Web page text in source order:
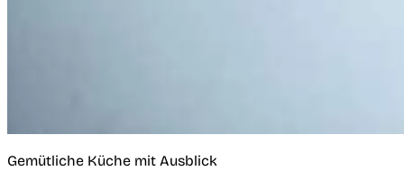
Gemütliche Küche mit Ausblick